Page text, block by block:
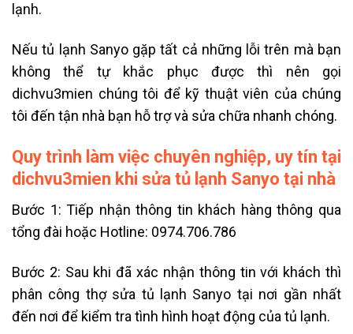
lạnh.
Nếu tủ lạnh Sanyo gặp tất cả những lỗi trên mà bạn
không thể tự khắc phục được thì nên gọi
dichvu3mien chúng tôi để kỹ thuật viên của chúng
tôi đến tận nhà bạn hỗ trợ và sửa chữa nhanh chóng.
Quy trình làm việc chuyên nghiệp, uy tín tại
dichvu3mien khi sửa tủ lạnh Sanyo tại nhà
Bước 1: Tiếp nhận thông tin khách hàng thông qua
tổng đài hoặc Hotline: 0974.706.786
Bước 2: Sau khi đã xác nhận thông tin với khách thì
phân công thợ sửa tủ lạnh Sanyo tại nơi gần nhất
đến nơi để kiểm tra tình hình hoạt động của tủ lạnh.